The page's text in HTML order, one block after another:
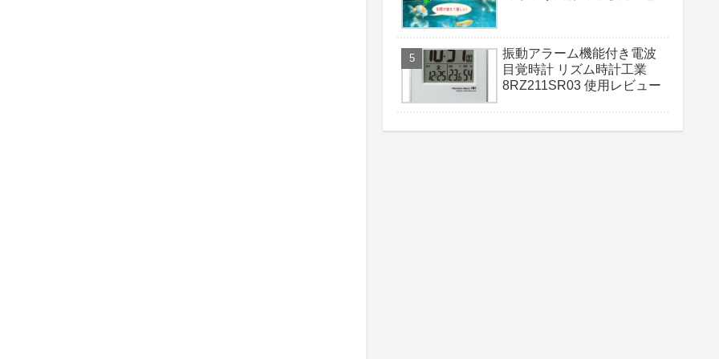
振動アラーム機能付き電波
目覚時計 リズム時計工業
8RZ211SR03 使用レビュー